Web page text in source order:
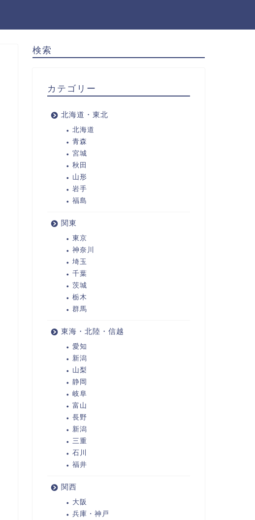
検索
カテゴリー
北海道・東北
北海道
青森
宮城
秋田
山形
岩手
福島
関東
東京
神奈川
埼玉
千葉
茨城
栃木
群馬
東海・北陸・信越
愛知
新潟
山梨
静岡
岐阜
富山
長野
新潟
三重
石川
福井
関西
大阪
兵庫・神戸